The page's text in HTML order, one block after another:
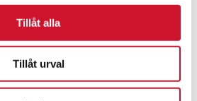
Tillåt alla
Tillåt urval
Ishockey 50 mm